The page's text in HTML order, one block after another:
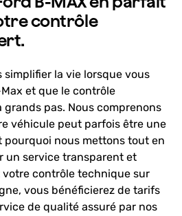
contrôle
simplifier la vie lorsque vous
et que le contrôle
pas. Nous comprenons
véhicule peut parfois être une
pourquoi nous mettons tout en
service transparent et
votre contrôle technique sur
vous bénéficierez de tarifs
de qualité assuré par nos